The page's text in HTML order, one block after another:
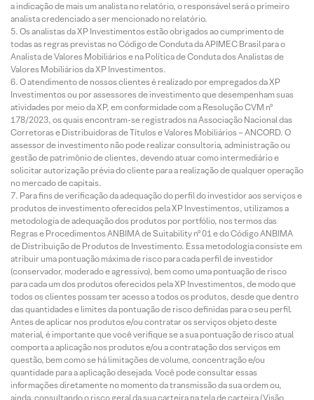
a indicação de mais um analista no relatório, o responsável será o primeiro
analista credenciado a ser mencionado no relatório.
Os analistas da XP Investimentos estão obrigados ao cumprimento de
todas as regras previstas no Código de Conduta da APIMEC Brasil para o
Analista de Valores Mobiliários e na Política de Conduta dos Analistas de
Valores Mobiliários da XP Investimentos.
O atendimento de nossos clientes é realizado por empregados da XP
Investimentos ou por assessores de investimento que desempenham suas
atividades por meio da XP, em conformidade com a Resolução CVM nº
178/2023, os quais encontram-se registrados na Associação Nacional das
Corretoras e Distribuidoras de Títulos e Valores Mobiliários – ANCORD. O
assessor de investimento não pode realizar consultoria, administração ou
gestão de patrimônio de clientes, devendo atuar como intermediário e
solicitar autorização prévia do cliente para a realização de qualquer operação
no mercado de capitais.
Para fins de verificação da adequação do perfil do investidor aos serviços e
produtos de investimento oferecidos pela XP Investimentos, utilizamos a
metodologia de adequação dos produtos por portfólio, nos termos das
Regras e Procedimentos ANBIMA de Suitability nº 01 e do Código ANBIMA
de Distribuição de Produtos de Investimento. Essa metodologia consiste em
atribuir uma pontuação máxima de risco para cada perfil de investidor
(conservador, moderado e agressivo), bem como uma pontuação de risco
para cada um dos produtos oferecidos pela XP Investimentos, de modo que
todos os clientes possam ter acesso a todos os produtos, desde que dentro
das quantidades e limites da pontuação de risco definidas para o seu perfil.
Antes de aplicar nos produtos e/ou contratar os serviços objeto deste
material, é importante que você verifique se a sua pontuação de risco atual
comporta a aplicação nos produtos e/ou a contratação dos serviços em
questão, bem como se há limitações de volume, concentração e/ou
quantidade para a aplicação desejada. Você pode consultar essas
informações diretamente no momento da transmissão da sua ordem ou,
ainda, consultando o risco geral da sua carteira na tela de carteira (Visão